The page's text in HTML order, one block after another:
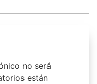
no será
están